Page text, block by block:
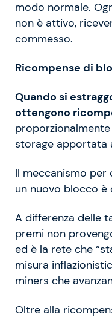
modo normale.
non è attivo,
commesso.
Ricompense di
Quando si
ottengono
storage apportata
Il meccanismo
un nuovo blocco è
A differenza delle
premi non
ed è la rete che
misura
miners che
Oltre alla